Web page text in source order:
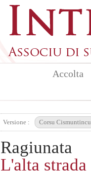
Accolta
Versione : Corsu Cismuntincu
Ragiunata
L'alta strada